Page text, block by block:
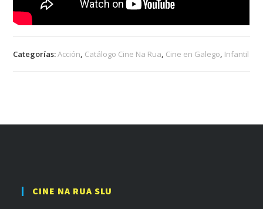
Categorías:Acción, Catálogo Cine Na Rua, Cine en Galego, Infantil
CINE NA RUA SLU